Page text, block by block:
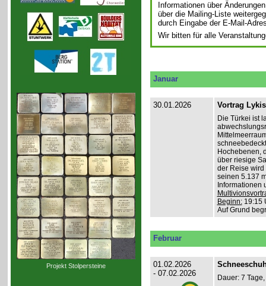
Projekt Stolpersteine
Informationen über
über die Mailing-Liste
durch Eingabe der E-Mail-
Wir bitten für alle
Januar
30.01.2026 Vortrag
Die Türkei ist
Hochebenen,
über riesige
der Reise wird
seinen 5.137
Informationen
Beginn:19:15
Auf Grund
Februar
01.02.2026
- 07.02.2026
Dauer: 7